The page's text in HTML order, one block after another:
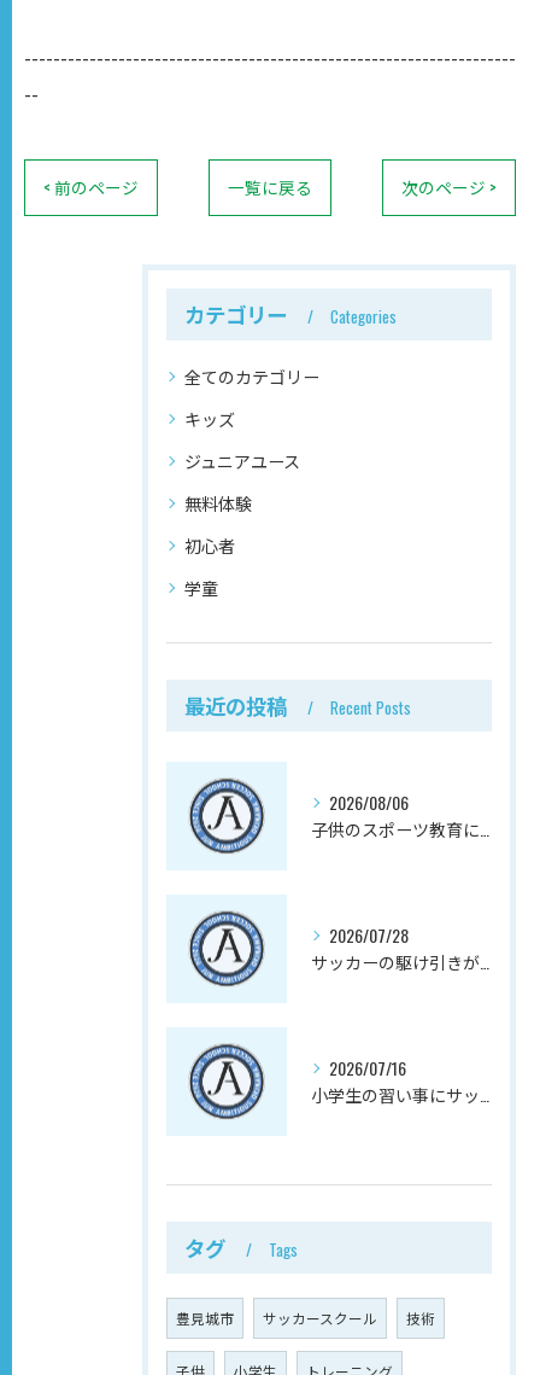
--------------------------------------------------------------------
--
< 前のページ 一覧に戻る 次のページ >
カテゴリー Categories
全てのカテゴリー
キッズ
ジュニアユース
無料体験
初心者
学童
最近の投稿 Recent Posts
2026/08/06
2026/07/28
2026/07/16
タグ Tags
豊見城市 サッカースクール 技術
子供 小学生 トレーニング